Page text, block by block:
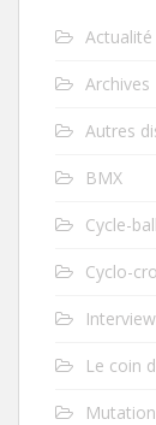
Actualité
Archives
Autres
BMX
Cycle-
Cyclo-
Interview
Le coin